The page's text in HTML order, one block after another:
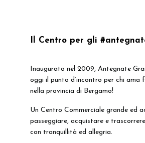
Il Centro per gli
Inaugurato nel 2009, Antegnate
oggi il punto d’incontro per chi ama
nella provincia di Bergamo!
Un Centro Commerciale grande ed
passeggiare, acquistare e
con tranquillità ed allegria.